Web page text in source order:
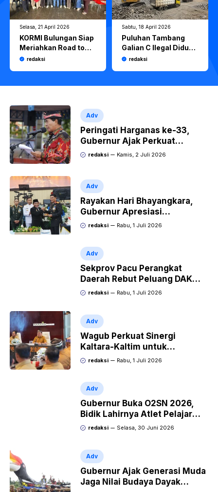
Selasa, 21 April 2026
KORMI Bulungan Siap
Meriahkan Road to
Birau 2026,
Masyarakat
redaksi
Sabtu, 18 April 2026
Puluhan Tambang
Galian C Ilegal Diduga
Bebas Beroperasi di
yang Dinilai Tutup
redaksi
Adv
Peringati Harganas ke-33,
Gubernur Ajak Perkuat
Ketahanan Keluarga Hadapi
redaksi Kamis, 2 Juli 2026
Adv
Rayakan Hari Bhayangkara,
Gubernur Apresiasi
Pengabdian Polri untuk
redaksi Rabu, 1 Juli 2026
Adv
Sekprov Pacu Perangkat
Daerah Rebut Peluang DAK
2027 untuk Percepat
redaksi Rabu, 1 Juli 2026
Adv
Wagub Perkuat Sinergi
Kaltara-Kaltim untuk
Akselerasi Konektivitas
redaksi Rabu, 1 Juli 2026
Adv
Gubernur Buka O2SN 2026,
Bidik Lahirnya Atlet Pelajar
Berprestasi
redaksi Selasa, 30 Juni 2026
Adv
Gubernur Ajak Generasi Muda
Jaga Nilai Budaya Dayak